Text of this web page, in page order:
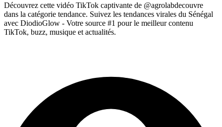
Découvrez cette vidéo TikTok captivante de @agrolabdecouvre
dans la catégorie tendance. Suivez les tendances virales du Sénégal
avec DiodioGlow - Votre source #1 pour le meilleur contenu
TikTok, buzz, musique et actualités.